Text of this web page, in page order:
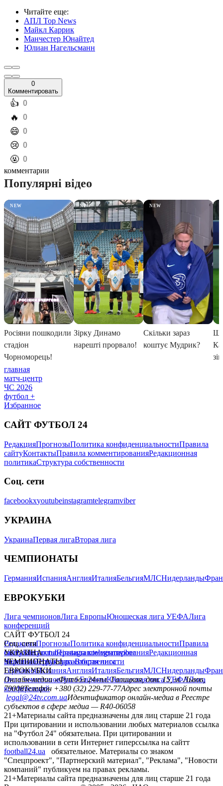
Читайте еще:
АПЛ Top News
Майкл Каррик
Манчестер Юнайтед
Юлиан Нагельсманн
0
Комментировать
️👍 0
️🔥 0
️😄 0
️😢 0
️🤬 0
комментарии
главная
матч-центр
ЧС 2026
футбол +
Избранное
САЙТ ФУТБОЛ 24
РедакцияПрогнозыПолитика конфиденциальностиПравила
сайтуКонтактыПравила комментированияРедакционная
политикаСтруктура собственности
Соц. сети
facebookxyoutubeinstagramtelegramviber
УКРАИНА
УкраинаПервая лигаВторая лига
ЧЕМПИОНАТЫ
ГерманияИспанияАнглияИталияБельгияМЛСНидерланды
ЕВРОКУБКИ
Лига чемпионовЛига ЕвропыЮношеская лига УЕФАЛига
конференций
САЙТ ФУТБОЛ 24
РедакцияПрогнозыПолитика конфиденциальностиПравила
сайтуКонтактыПравила комментированияРедакционная
политикаСтруктура собственности
Соц. сети
facebookxyoutubeinstagramtelegramviber
УКРАИНА
УкраинаПервая лигаВторая лига
ЧЕМПИОНАТЫ
ГерманияИспанияАнглияИталияБельгияМЛСНидерланды
ЕВРОКУБКИ
Лига чемпионовЛига ЕвропыЮношеская лига УЕФАЛига
конференций
Онлайн-медиа «Футбол 24»пл. Галицкая, дом. 15, м. Львов,
79008Телефон +380 (32) 229-77-77Адрес электронной почты
legal@24tv.com.uaИдентификатор онлайн-медиа в Реестре
субъектов в сфере медиа — R40-06058
21+Материалы сайта предназначены для лиц старше 21 года
При цитировании и использовании любых материалов ссылка
на "Футбол 24" обязательна. При цитировании и
использовании в сети Интернет гиперссылка на сайтт
football24.ua
обязательное. Материалы со знаком
"Спецпроект", "Партнерский материал", "Реклама", "Новости
компаний" публикуем на правах рекламы.
21+Материалы сайта предназначены для лиц старше 21 года